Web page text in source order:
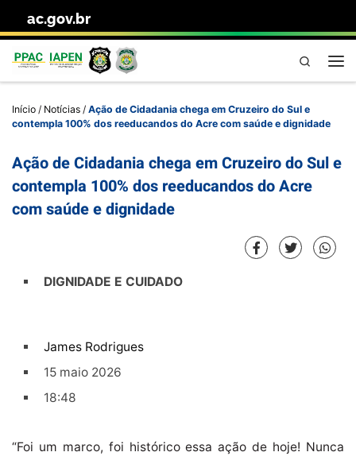
Skip to content
ac.gov.br
Pesquisa
Início / Notícias / Ação de Cidadania chega em Cruzeiro do Sul e
contempla 100% dos reeducandos do Acre com saúde e dignidade
Ação de Cidadania chega em Cruzeiro do Sul e
contempla 100% dos reeducandos do Acre
com saúde e dignidade
DIGNIDADE E CUIDADO
James Rodrigues
15 maio 2026
18:48
“Foi um marco, foi histórico essa ação de hoje! Nunca